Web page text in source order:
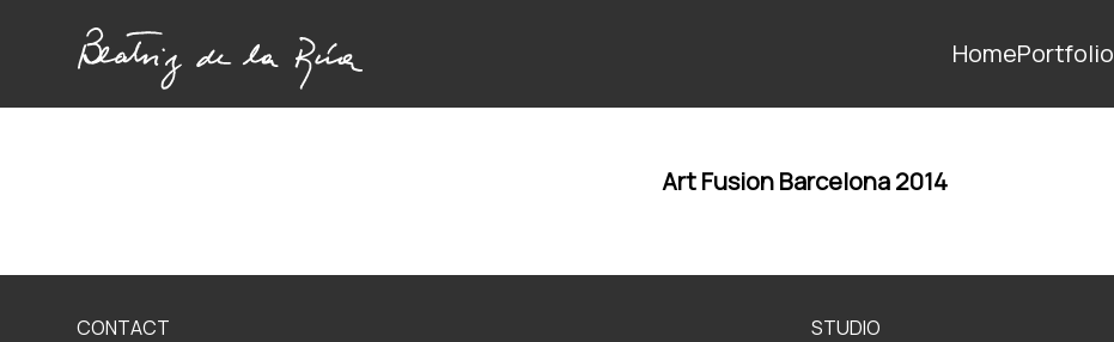
HomePortfolio
Art Fusion Barcelona 2014
CONTACT
STUDIO